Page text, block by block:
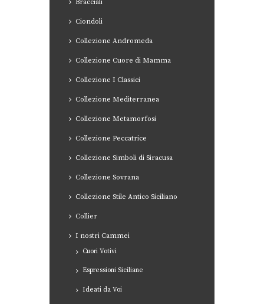
Bracciali
Ciondoli
Collezione Andromeda
Collezione Cuore di Mamma
Collezione I Classici
Collezione Mediterranea
Collezione Metamorfosi
Collezione Peccatrice
Collezione Simboli di Siracusa
Collezione Sovrana
Collezione Stile Antico Siciliano
Collier
I nostri Cammei
Cuori Votivi
Espressioni Siciliane
Ideati da Voi